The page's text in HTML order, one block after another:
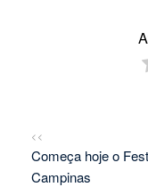
<<
Começa hoje o
Campinas